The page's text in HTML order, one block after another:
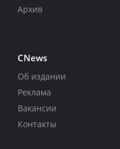
Архив
CNews
Об издании
Реклама
Вакансии
Контакты